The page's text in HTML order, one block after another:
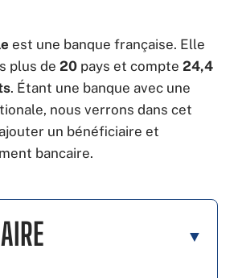
est une banque française. Elle
plus de 20 pays et compte 24,4
. Étant une banque avec une
nous verrons dans cet
un bénéficiaire et
bancaire.